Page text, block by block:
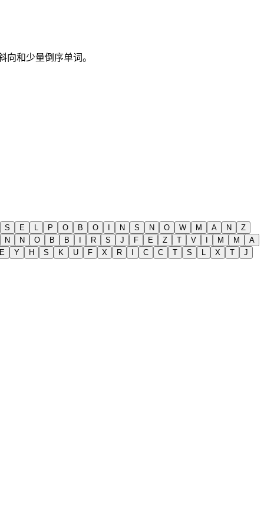
向和少量倒序单词。
S E L P O B O I N S N O W M A N
Z
N N O B B I R S J F E Z T V I M M
A
E Y H S K U F X R I C C T S L X T
J